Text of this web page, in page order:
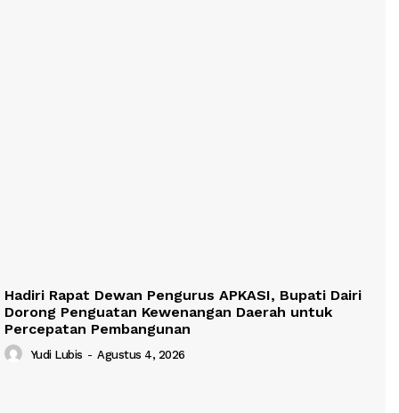
Hadiri Rapat Dewan Pengurus APKASI, Bupati Dairi
Dorong Penguatan Kewenangan Daerah untuk
Percepatan Pembangunan
Yudi Lubis - Agustus 4, 2026